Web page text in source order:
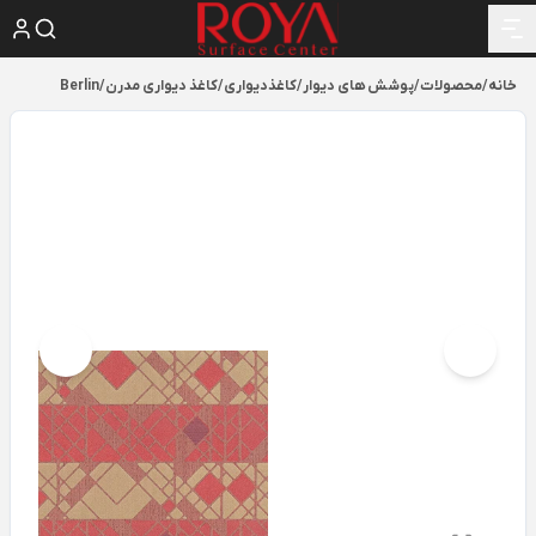
خانه/محصولات/پوشش های دیوار/کاغذدیواری/کاغذ دیواری مدرن/
Berlin